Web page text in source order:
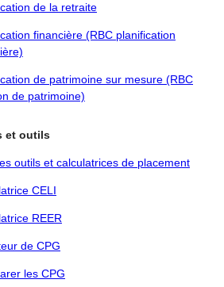
de la retraite
financière (RBC planification
de patrimoine sur mesure (RBC
de patrimoine)
et outils
outils et calculatrices de placement
CELI
REER
de CPG
les CPG